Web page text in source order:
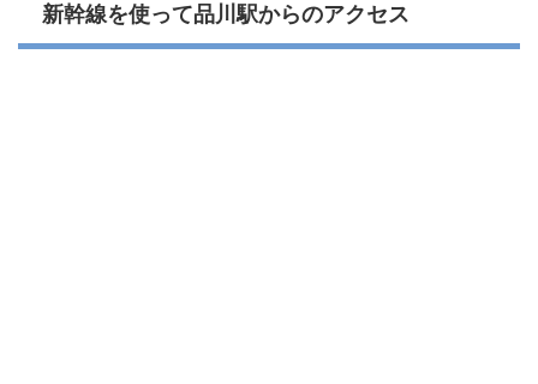
新幹線を使って品川駅からのアクセス